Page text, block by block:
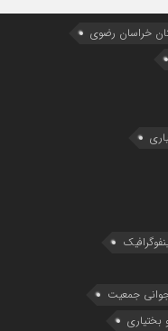
خراسان رضوي
جمعیت
بختیاری